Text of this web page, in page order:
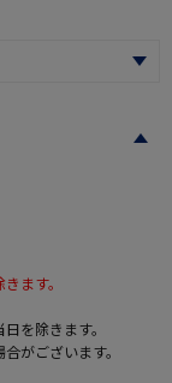
ます。
を除きます。
がございます。